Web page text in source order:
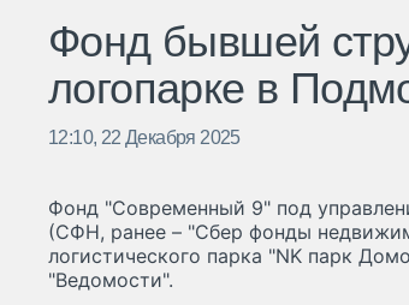
Фонд бывшей
логопарке в
12:10, 22 Декабря 2025
Фонд "Современный 9" под
(СФН, ранее – "Сбер фонды
логистического парка "NK парк
"Ведомости".